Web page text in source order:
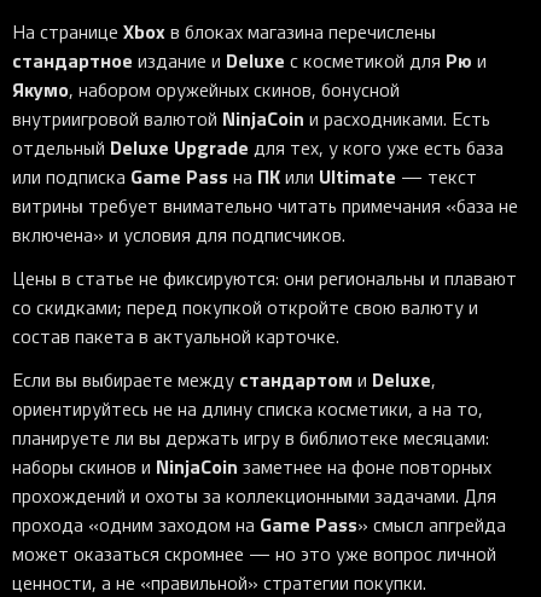
На странице Xboxв блоках магазина перечислены
стандартное издание и Deluxe с косметикой для Рю и
Якумо, набором оружейных скинов, бонусной
внутриигровой валютой NinjaCoin и расходниками. Есть
отдельный Deluxe Upgrade для тех, у кого уже есть база
или подписка Game Pass на ПКили Ultimate — текст
витрины требует внимательно читать примечания «база не
включена» и условия для подписчиков.
Цены в статье не фиксируются: они региональны и плавают
со скидками; перед покупкой откройте свою валюту и
состав пакета в актуальной карточке.
Если вы выбираете между стандартом и Deluxe,
ориентируйтесь не на длину списка косметики, а на то,
планируете ли вы держать игру в библиотеке месяцами:
наборы скинов и NinjaCoin заметнее на фоне повторных
прохождений и охоты за коллекционными задачами. Для
прохода «одним заходом на Game Pass» смысл апгрейда
может оказаться скромнее — но это уже вопрос личной
ценности, а не «правильной» стратегии покупки.